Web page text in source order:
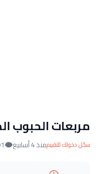
مربعات الحبوب
سجّل دخولك للتقييممنذ 4 أسابيع 91